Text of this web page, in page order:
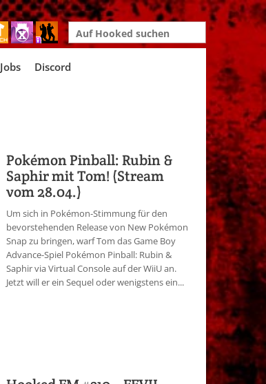
Search
for:
Jobs Discord
Pokémon Pinball: Rubin &
Saphir mit Tom! (Stream
vom 28.04.)
Um sich in Pokémon-Stimmung für den
bevorstehenden Release von New Pokémon
Snap zu bringen, warf Tom das Game Boy
Advance-Spiel Pokémon Pinball: Rubin &
Saphir via Virtual Console auf der WiiU an.
Jetzt will er ein Sequel oder wenigstens ein...